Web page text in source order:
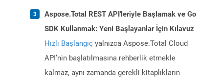
Aspose.Total REST API'leriyle Başlamak ve Go
SDK Kullanmak: Yeni Başlayanlar İçin Kılavuz
Hızlı Başlangıç yalnızca Aspose.Total Cloud
API’nin başlatılmasına rehberlik etmekle
kalmaz, aynı zamanda gerekli kitaplıkların